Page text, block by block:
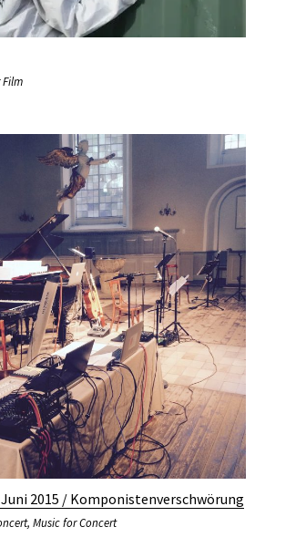
2015 / Komponistenverschwörung
, Music for Concert